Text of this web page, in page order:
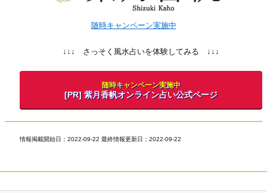
随時キャンペーン実施中
↓↓↓ さっそく風水占いを体験してみる ↓↓↓
随時キャンペーン実施中
[PR] 紫月香帆オンライン占い公式ページ
情報掲載開始日：2022-09-22 最終情報更新日：2022-09-22